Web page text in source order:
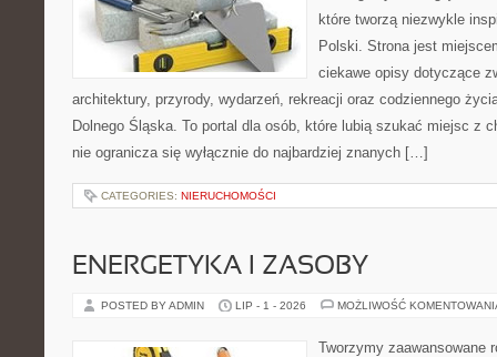
które tworzą niezwykle
Polski. Strona jest
ciekawe opisy dotyczące
architektury, przyrody, wydarzeń, rekreacji oraz codziennego
Dolnego Śląska. To portal dla osób, które lubią szukać miejsc z
nie ogranicza się wyłącznie do najbardziej znanych […]
CATEGORIES: NIERUCHOMOŚCI
ENERGETYKA I ZASOBY
POSTED BY ADMIN LIP - 1 - 2026 MOŻLIWOŚĆ
Tworzymy zaawansowane